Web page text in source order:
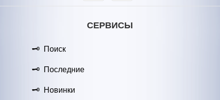
СЕРВИСЫ
Поиск
Последние
Новинки